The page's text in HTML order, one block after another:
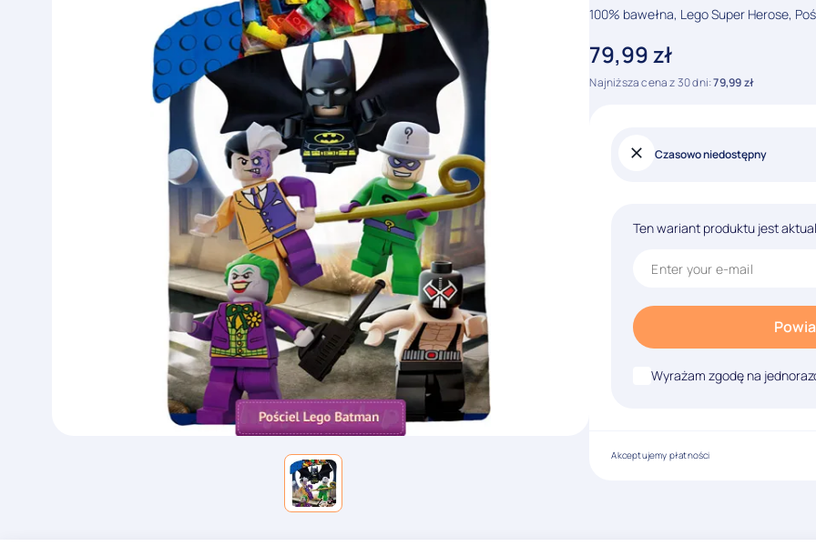
100% bawełna, Lego Super Herose,
79,99zł
Najniższa cena z 30 dni:79,99zł
Czasowo niedostępny
Ten wariant produktu jest
Wyrażam zgodę na
Akceptujemy płatności